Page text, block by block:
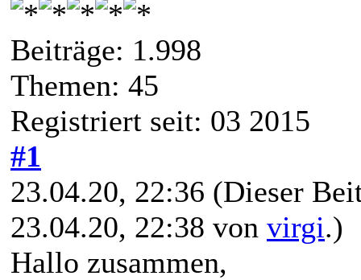
Beiträge: 1.998
Themen: 45
Registriert seit: 03 2015
#1
23.04.20, 22:36 (Dieser
23.04.20, 22:38 von virgi.)
Hallo zusammen,